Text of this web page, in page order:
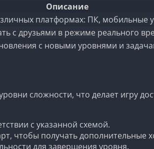
Описание
платформах: ПК, мобильные
с друзьями в режиме реального
с новыми уровнями и
сложности, что делает игру
с указанной схемой.
чтобы получать дополнительные
для завершения уровня.